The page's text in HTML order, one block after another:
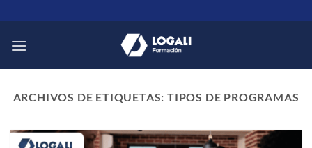
al
contenido
ARCHIVOS DE ETIQUETAS: TIPOS DE PROGRAMAS